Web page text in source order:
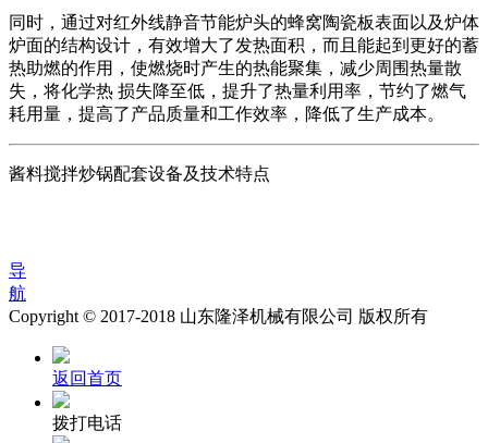
同时，通过对红外线静音节能炉头的蜂窝陶瓷板表面以及炉体
炉面的结构设计，有效增大了发热面积，而且能起到更好的蓄
热助燃的作用，使燃烧时产生的热能聚集，减少周围热量散
失，将化学热 损失降至低，提升了热量利用率，节约了燃气
耗用量，提高了产品质量和工作效率，降低了生产成本。
酱料搅拌炒锅配套设备及技术特点
导
航
Copyright © 2017-2018 山东隆泽机械有限公司 版权所有
返回首页
拨打电话